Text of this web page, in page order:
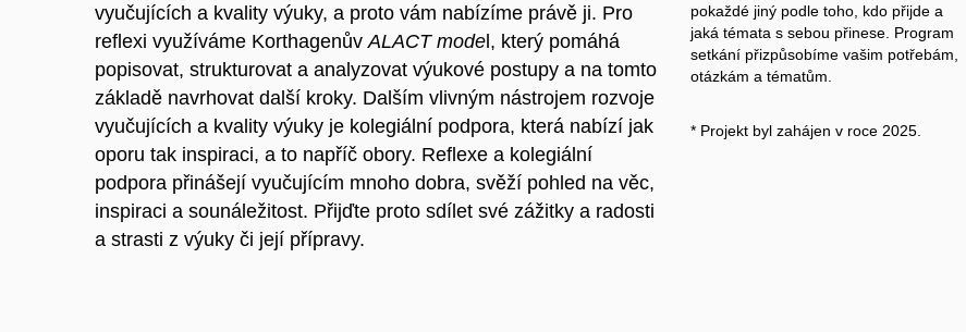
vyučujících a kvality výuky, a proto vám nabízíme právě ji. Pro
reflexi využíváme Korthagenův ALACT model, který pomáhá
popisovat, strukturovat a analyzovat výukové postupy a na tomto
základě navrhovat další kroky. Dalším vlivným nástrojem rozvoje
vyučujících a kvality výuky je kolegiální podpora, která nabízí jak
oporu tak inspiraci, a to napříč obory. Reflexe a kolegiální
podpora přinášejí vyučujícím mnoho dobra, svěží pohled na věc,
inspiraci a sounáležitost. Přijďte proto sdílet své zážitky a radosti
a strasti z výuky či její přípravy.
pokaždé jiný podle toho, kdo přijde a
jaká témata s sebou přinese. Program
setkání přizpůsobíme vašim potřebám,
otázkám a tématům.
* Projekt byl zahájen v roce 2025.